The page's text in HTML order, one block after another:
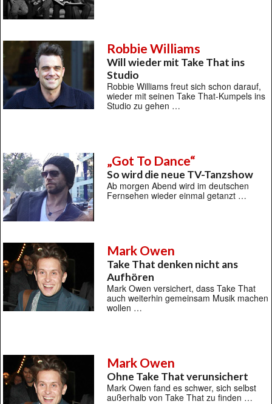
Robbie Williams
Will wieder mit Take That ins
Studio
Robbie Williams freut sich schon darauf,
wieder mit seinen Take That-Kumpels ins
Studio zu gehen …
„Got To Dance“
So wird die neue TV-Tanzshow
Ab morgen Abend wird im deutschen
Fernsehen wieder einmal getanzt …
Mark Owen
Take That denken nicht ans
Aufhören
Mark Owen versichert, dass Take That
auch weiterhin gemeinsam Musik machen
wollen …
Mark Owen
Ohne Take That verunsichert
Mark Owen fand es schwer, sich selbst
außerhalb von Take That zu finden …